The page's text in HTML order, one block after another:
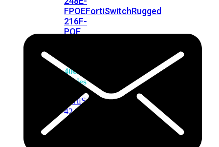
FPOEFortiSwitchRugged
216F-
POE
400
Series
FortiSwitch
424E
424E-